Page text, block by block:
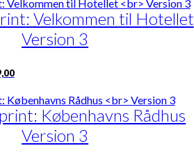
Velkommen til Hotellet
Version 3
Prisinterval:
kr. 89,00
kr. 1.399,00
Dette
vare
har
flere
varianter.
Mulighederne
kan
Københavns Rådhus
Version 3